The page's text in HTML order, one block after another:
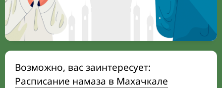
Возможно, вас заинтересует:
Расписание намаза в Махачкале